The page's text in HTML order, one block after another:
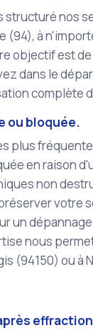
structuré nos
(94), à
objectif est
dans le
complète
ou bloquée.
plus
en raison
non
votre
un
nous
(94150) ou à